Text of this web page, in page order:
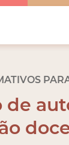
de